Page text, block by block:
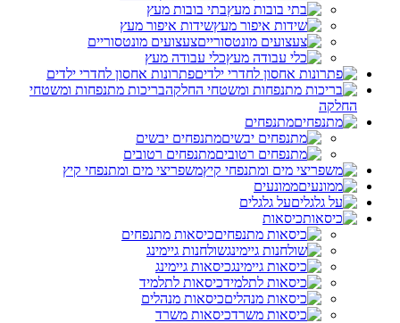
בתי בובות מעץ
שידות איפור מעץ
צעצועים מונטסוריים
כלי עבודה מעץ
פתרונות אחסון לחדרי ילדים
בריכות מתנפחות ומשטחי
החלקה
מתנפחים
מתנפחים יבשים
מתנפחים רטובים
משפריצי מים ומתנפחי קיץ
ממונעים
על גלגלים
כיסאות
כיסאות מתנפחים
שולחנות גיימינג
כיסאות גיימינג
כיסאות לתלמיד
כיסאות מנהלים
כיסאות משרד